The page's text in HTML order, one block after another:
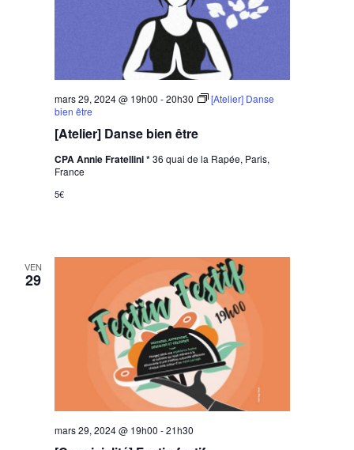
[Atelier] Danse bien être
mars 29, 2024 @ 19h00 -20h30
[Atelier] Danse
bien être
CPA Annie Fratellini *36 quai de la Rapée, Paris,
France
5€
VEN
29
mars 29, 2024 @ 19h00 -21h30